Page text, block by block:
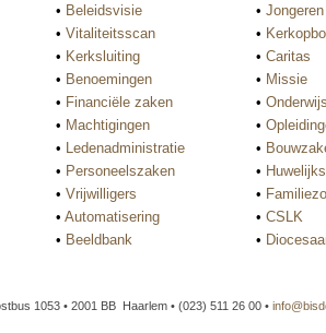
• Beleidsvisie
• Vitaliteitsscan
• Kerksluiting
• Benoemingen
• Financiële zaken
• Machtigingen
• Ledenadministratie
• Personeelszaken
• Vrijwilligers
• Automatisering
• Beeldbank
• Jongeren
•
• Caritas
• Missie
• Onderwijs
•
•
•
•
• CSLK
•
1053 • 2001 BB Haarlem • (023) 511 26 00 •